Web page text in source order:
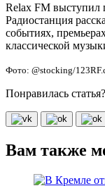
Relax FM выступил
Радиостанция
событиях,
классической
Фото: @stocking/
Понравилась
Вам также